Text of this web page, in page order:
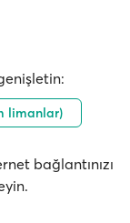
limanlar)
bağlantınızı